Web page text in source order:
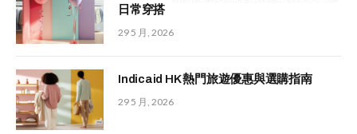
日常穿搭
29 5 月, 2026
Indicaid HK 熱門旅遊優惠與選購指南
29 5 月, 2026